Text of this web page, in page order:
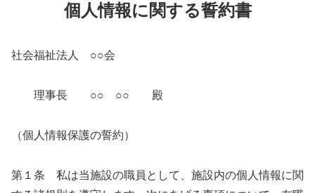
個人情報に関する誓約書
社会福祉法人 ○○会
理事長 ○○ ○○ 殿
（個人情報保護の誓約）
第１条 私は当施設の職員として、施設内の個人情報に関